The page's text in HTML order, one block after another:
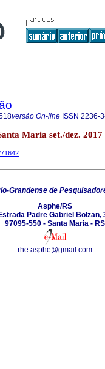
versão On-line ISSN 2236-
Maria set./dez. 2017
Grandense de
Asphe/RS
Padre Gabriel Bolzan,
97095-550 - Santa Maria - RS
rhe.asphe@gmail.com